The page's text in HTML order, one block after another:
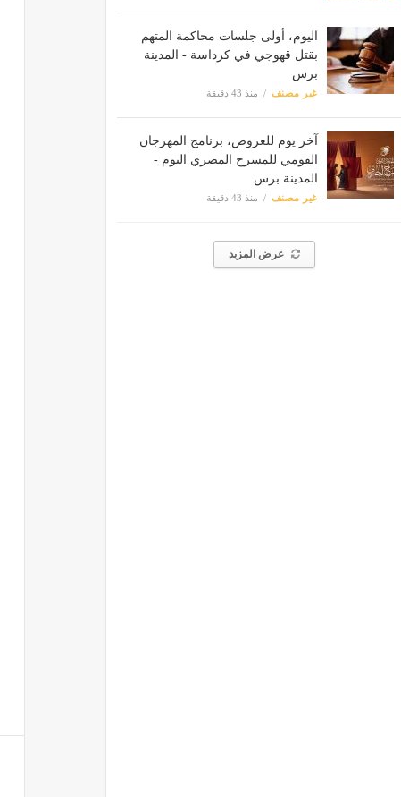
اليوم، أولى جلسات محاكمة المتهم
بقتل قهوجي في كرداسة - المدينة
برس
غير مصنف منذ 43 دقيقة
آخر يوم للعروض، برنامج المهرجان
القومي للمسرح المصري اليوم -
المدينة برس
غير مصنف منذ 43 دقيقة
عرض المزيد